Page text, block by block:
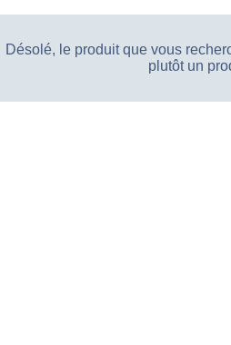
Désolé, le produit que vous
plutôt un